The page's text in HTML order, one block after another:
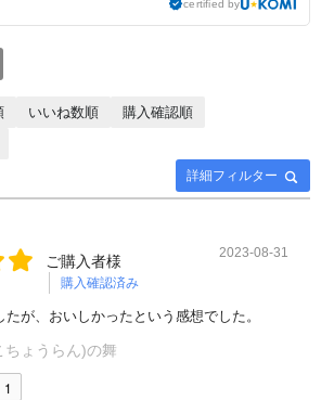
certified by
詳細フィルター
いいね数順
購入確認順
ご購入者様
購入確認済み
2023-08-31
が、おいしかったという感想でした。
ちょうらん)の舞
1